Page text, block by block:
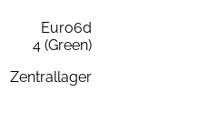
Euro6d
4 (Green)
Zentrallager